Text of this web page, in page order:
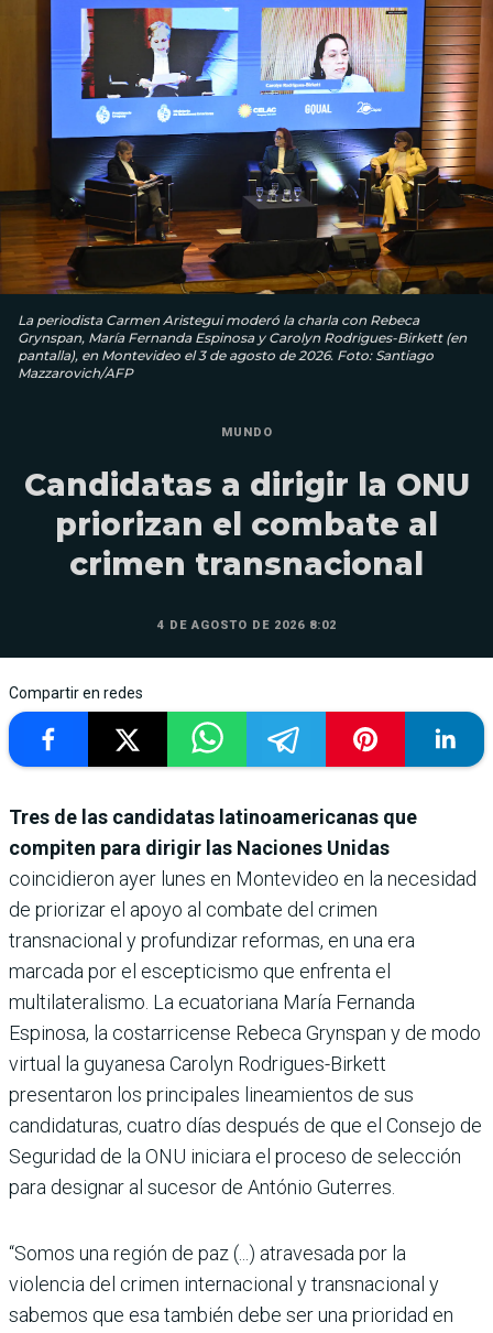
La periodista Carmen Aristegui moderó la charla con Rebeca
Grynspan, María Fernanda Espinosa y Carolyn Rodrigues-Birkett (en
pantalla), en Montevideo el 3 de agosto de 2026. Foto: Santiago
Mazzarovich/AFP
MUNDO
Candidatas a dirigir la ONU
priorizan el combate al
crimen transnacional
4 DE AGOSTO DE 2026 8:02
Compartir en redes
Tres de las candidatas latinoamericanas que
compiten para dirigir las Naciones Unidas
coincidieron ayer lunes en Montevideo en la necesidad
de priorizar el apoyo al combate del crimen
transnacional y profundizar reformas, en una era
marcada por el escepticismo que enfrenta el
multilateralismo. La ecuatoriana María Fernanda
Espinosa, la costarricense Rebeca Grynspan y de modo
virtual la guyanesa Carolyn Rodrigues-Birkett
presentaron los principales lineamientos de sus
candidaturas, cuatro días después de que el Consejo de
Seguridad de la ONU iniciara el proceso de selección
para designar al sucesor de António Guterres.
“Somos una región de paz (...) atravesada por la
violencia del crimen internacional y transnacional y
sabemos que esa también debe ser una prioridad en